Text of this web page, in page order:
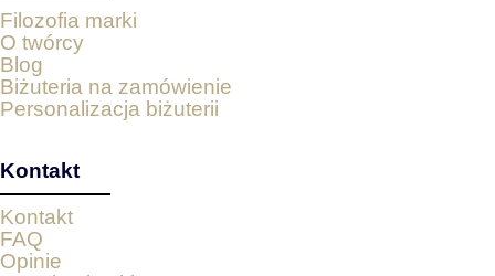
Filozofia marki
O twórcy
Blog
Biżuteria na zamówienie
Personalizacja biżuterii
Kontakt
Kontakt
FAQ
Opinie